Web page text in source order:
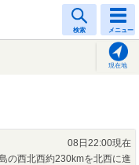
検索 メニュー
現在地
08日22:00現在
の西北西約230kmを北西に進